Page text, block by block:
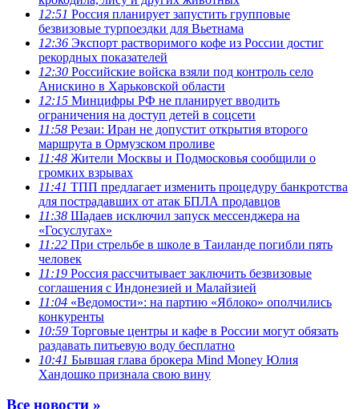
12:51 Россия планирует запустить групповые
безвизовые турпоездки для Вьетнама
12:36 Экспорт растворимого кофе из России достиг
рекордных показателей
12:30 Российские войска взяли под контроль село
Анискино в Харьковской области
12:15 Минцифры РФ не планирует вводить
ограничения на доступ детей в соцсети
11:58 Резаи: Иран не допустит открытия второго
маршрута в Ормузском проливе
11:48 Жители Москвы и Подмосковья сообщили о
громких взрывах
11:41 ТПП предлагает изменить процедуру банкротства
для пострадавших от атак БПЛА продавцов
11:38 Шадаев исключил запуск мессенджера на
«Госуслугах»
11:22 При стрельбе в школе в Таиланде погибли пять
человек
11:19 Россия рассчитывает заключить безвизовые
соглашения с Индонезией и Малайзией
11:04 «Ведомости»: на партию «Яблоко» ополчились
конкуренты
10:59 Торговые центры и кафе в России могут обязать
раздавать питьевую воду бесплатно
10:41 Бывшая глава брокера Mind Money Юлия
Хандошко признала свою вину
Все новости »